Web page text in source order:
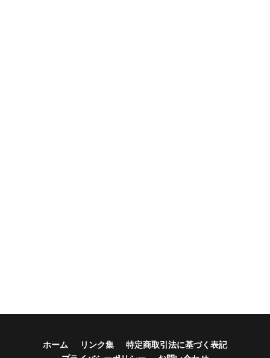
ホーム リンク集
特定商取引法に基づく表記